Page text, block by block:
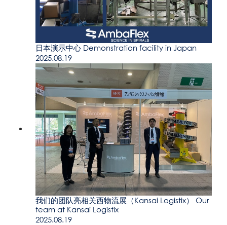
日本演示中心 Demonstration facility in Japan
2025.08.19
我们的团队亮相关西物流展（Kansai Logistix） Our
team at Kansai Logistix
2025.08.19